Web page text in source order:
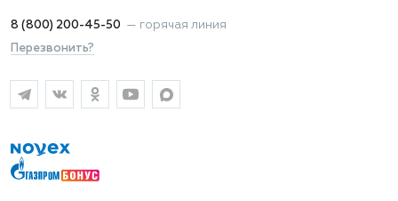
8 (800) 200-45-50 — горячая линия
Перезвонить?